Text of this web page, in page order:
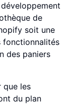
de
soit une
fonctionnalités
des paniers
que les
du plan